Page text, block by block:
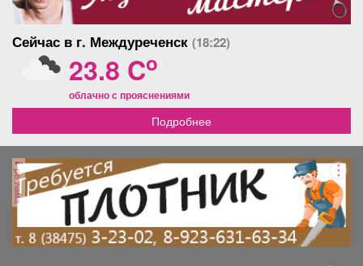
Сейчас в г. Междуреченск (18:22)
23.8 Co
облачно с прояснениями
Подробнее
реклама